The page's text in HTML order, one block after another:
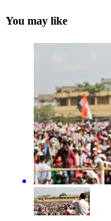
You may like